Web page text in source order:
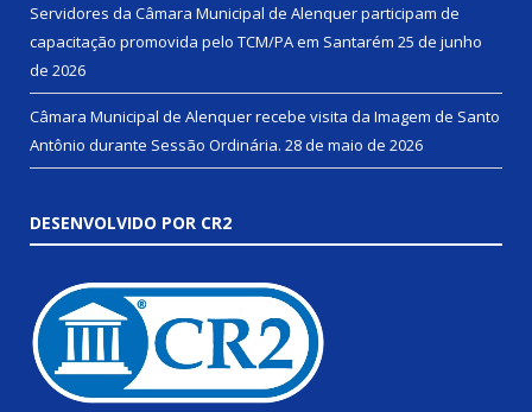
Servidores da Câmara Municipal de Alenquer participam de
capacitação promovida pelo TCM/PA em Santarém 25 de junho
de 2026
Câmara Municipal de Alenquer recebe visita da Imagem de Santo
Antônio durante Sessão Ordinária. 28 de maio de 2026
DESENVOLVIDO POR CR2